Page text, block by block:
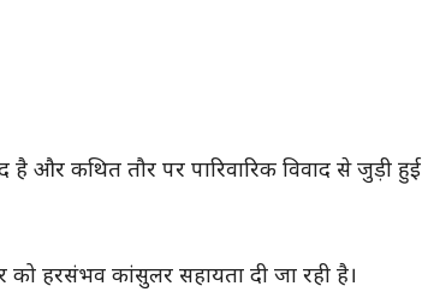
है और कथित तौर पर पारिवारिक विवाद से जुड़ी हुई
को हरसंभव कांसुलर सहायता दी जा रही है।